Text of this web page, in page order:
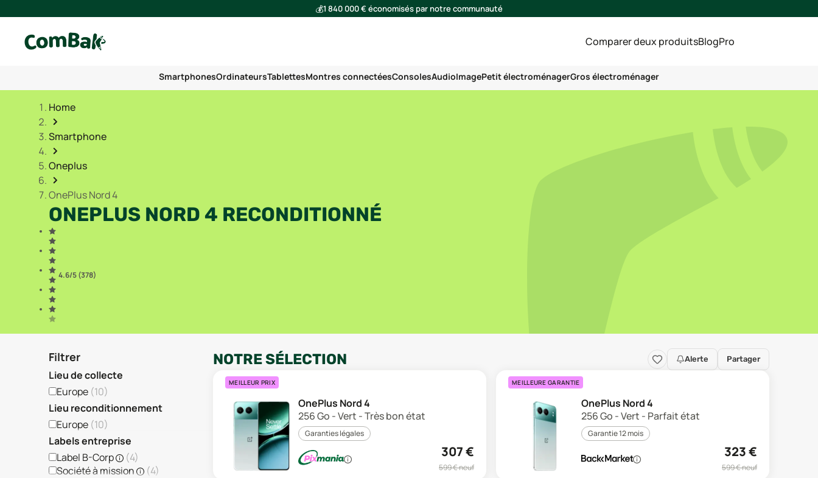
💰1 840 000 € économisés par notre communauté
Comparer deux produitsBlogPro
SmartphonesOrdinateursTablettesMontres connectéesConsolesAudioImagePetit électroménagerGros électroménager
Home
Smartphone
Oneplus
OnePlus Nord 4
ONEPLUS NORD 4 RECONDITIONNÉ
4.6/5 (378)
Filtrer
Lieu de collecte
Europe (10)
Lieu reconditionnement
Europe (10)
Labels entreprise
Label B-Corp
(4)
Société à mission
(4)
NOTRE SÉLECTION Alerte Partager
MEILLEUR PRIX
OnePlus Nord 4
256 Go - Vert - Très bon état
Garanties légales
307€
599€ neuf
MEILLEURE GARANTIE
OnePlus Nord 4
256 Go - Vert - Parfait état
Garantie 12 mois
323€
599€ neuf